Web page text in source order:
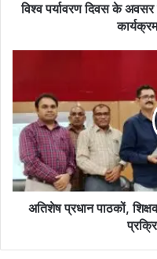
प
र
जि
ले
प्र
र
विश्व पर्यावरण दिवस के
ष
प्र
धा
ठ
अतिशेष प्रधान पाठकों,